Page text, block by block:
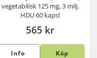
vegetabilisk 125 mg, 3 milj.
HDU 60 kapsl
565 kr
Info Köp